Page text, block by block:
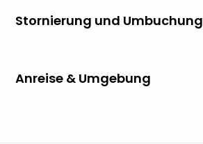
Stornierung und Umbuchung
Anreise & Umgebung